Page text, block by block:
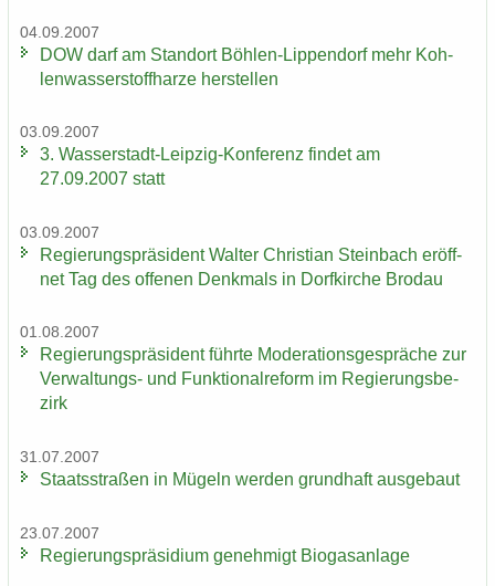
04.09.2007
DOW darf am Stand­ort Böhlen-​Lippendorf mehr Koh­
len­was­ser­stoff­har­ze her­stel­len
03.09.2007
3. Wasserstadt-​Leipzig-Konferenz fin­det am
27.09.2007 statt
03.09.2007
Re­gie­rungs­prä­si­dent Wal­ter Chris­ti­an Stein­bach er­öff­
net Tag des of­fe­nen Denk­mals in Dorf­kir­che Bro­dau
01.08.2007
Re­gie­rungs­prä­si­dent führ­te Mo­de­ra­ti­ons­ge­sprä­che zur
Verwaltungs-​ und Funk­tio­nal­re­form im Re­gie­rungs­be­
zirk
31.07.2007
Staats­stra­ßen in Mü­geln wer­den grund­haft aus­ge­baut
23.07.2007
Re­gie­rungs­prä­si­di­um ge­neh­migt Bio­gas­an­la­ge